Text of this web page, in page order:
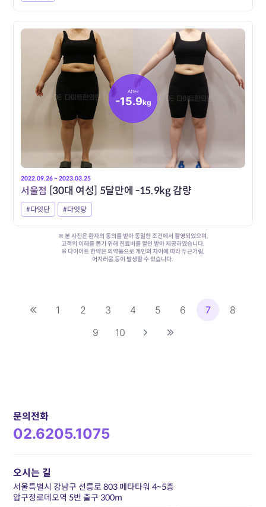
After
-15.9kg
2022.09.26 ~ 2023.03.25
서울점 [30대 여성] 5달만에 -15.9kg 감량
#다잇단 #다잇탕
※ 본 사진은 환자의 동의를 받아 동일한 조건에서 촬영되었으며,
고객의 이해를 돕기 위해 진료비를 할인 받아 제공하였습니다.
※ 다이어트 한약은 의약품으로 개인의 차이에 따라 두근거림,
어지러움 등이 발생할 수 있습니다.
1 2 3 4 5 6 7
8
9
10
문의전화
02.6205.1075
오시는 길
서울특별시 강남구 선릉로 803 메타타워 4~5층
압구정로데오역 5번 출구 300m